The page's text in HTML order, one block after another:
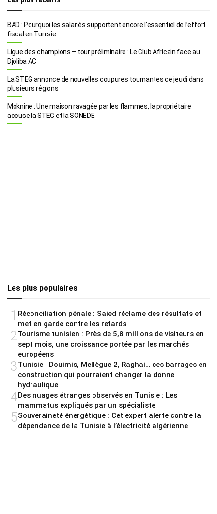
BAD : Pourquoi les salariés supportent encore l’essentiel de l’effort
fiscal en Tunisie
Ligue des champions – tour préliminaire : Le Club Africain face au
Djoliba AC
La STEG annonce de nouvelles coupures tournantes ce jeudi dans
plusieurs régions
Moknine : Une maison ravagée par les flammes, la propriétaire
accuse la STEG et la SONEDE
Les plus populaires
1 Réconciliation pénale : Saied réclame des résultats et
met en garde contre les retards
2Tourisme tunisien : Près de 5,8 millions de visiteurs en
sept mois, une croissance portée par les marchés
européens
3Tunisie : Douimis, Mellègue 2, Raghai… ces barrages en
construction qui pourraient changer la donne
hydraulique
4Des nuages étranges observés en Tunisie : Les
mammatus expliqués par un spécialiste
5Souveraineté énergétique : Cet expert alerte contre la
dépendance de la Tunisie à l’électricité algérienne